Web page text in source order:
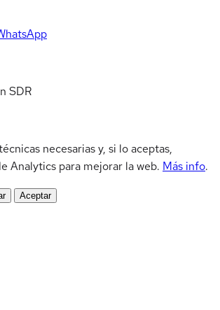
SDR
necesarias y, si lo aceptas,
Analytics para mejorar la web. Más info.
Aceptar